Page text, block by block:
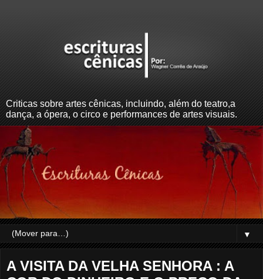
Criticas sobre artes cênicas, incluindo, além do teatro,a
dança, a ópera, o circo e performances de artes visuais.
▼
A VISITA DA VELHA SENHORA : A